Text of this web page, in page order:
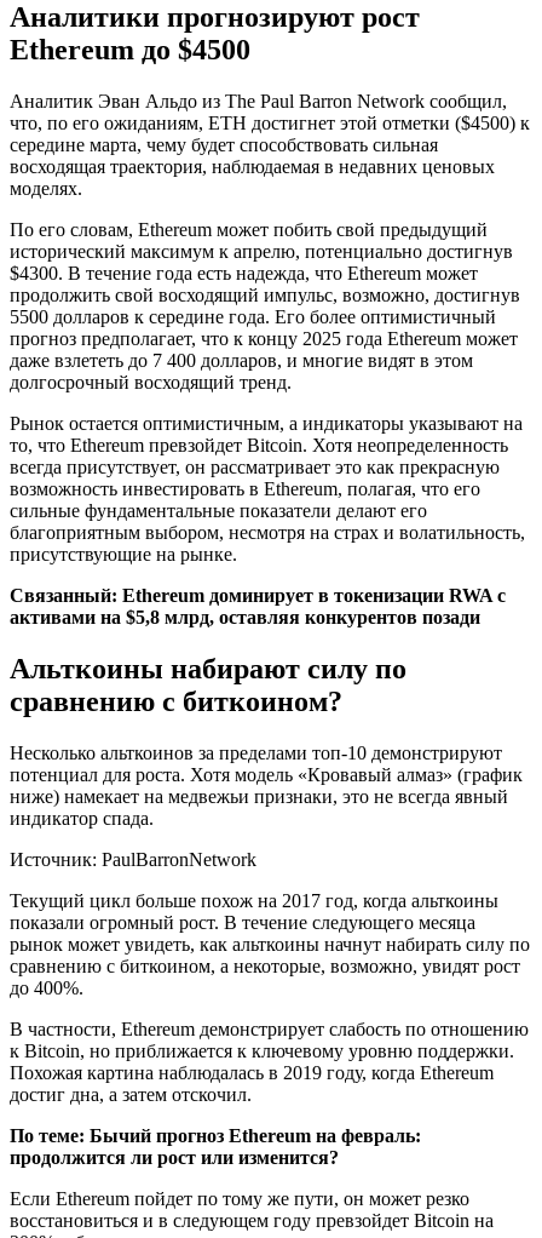
Аналитики прогнозируют рост
Ethereum до $4500
Аналитик Эван Альдо из The Paul Barron Network сообщил,
что, по его ожиданиям, ETH достигнет этой отметки ($4500) к
середине марта, чему будет способствовать сильная
восходящая траектория, наблюдаемая в недавних ценовых
моделях.
По его словам, Ethereum может побить свой предыдущий
исторический максимум к апрелю, потенциально достигнув
$4300. В течение года есть надежда, что Ethereum может
продолжить свой восходящий импульс, возможно, достигнув
5500 долларов к середине года. Его более оптимистичный
прогноз предполагает, что к концу 2025 года Ethereum может
даже взлететь до 7 400 долларов, и многие видят в этом
долгосрочный восходящий тренд.
Рынок остается оптимистичным, а индикаторы указывают на
то, что Ethereum превзойдет Bitcoin. Хотя неопределенность
всегда присутствует, он рассматривает это как прекрасную
возможность инвестировать в Ethereum, полагая, что его
сильные фундаментальные показатели делают его
благоприятным выбором, несмотря на страх и волатильность,
присутствующие на рынке.
Связанный: Ethereum доминирует в токенизации RWA с
активами на $5,8 млрд, оставляя конкурентов позади
Альткоины набирают силу по
сравнению с биткоином?
Несколько альткоинов за пределами топ-10 демонстрируют
потенциал для роста. Хотя модель «Кровавый алмаз» (график
ниже) намекает на медвежьи признаки, это не всегда явный
индикатор спада.
Источник: PaulBarronNetwork
Текущий цикл больше похож на 2017 год, когда альткоины
показали огромный рост. В течение следующего месяца
рынок может увидеть, как альткоины начнут набирать силу по
сравнению с биткоином, а некоторые, возможно, увидят рост
до 400%.
В частности, Ethereum демонстрирует слабость по отношению
к Bitcoin, но приближается к ключевому уровню поддержки.
Похожая картина наблюдалась в 2019 году, когда Ethereum
достиг дна, а затем отскочил.
По теме: Бычий прогноз Ethereum на февраль:
продолжится ли рост или изменится?
Если Ethereum пойдет по тому же пути, он может резко
восстановиться и в следующем году превзойдет Bitcoin на